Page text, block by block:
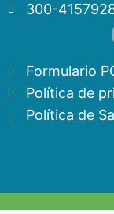
300-
Formulario
Política de
Política de